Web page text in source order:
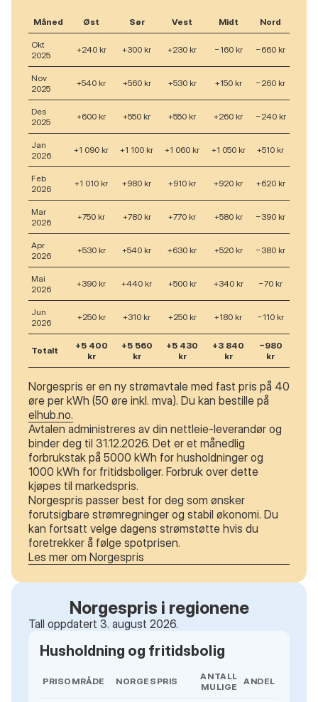
Måned Øst Sør Vest Midt Nord
Okt
2025
+240 kr +300 kr +230 kr −160 kr −660 kr
Nov
2025
+540 kr +560 kr +530 kr +150 kr −260 kr
Des
2025
+600 kr +550 kr +550 kr +260 kr −240 kr
Jan
2026
+1 090 kr +1 100 kr +1 060 kr +1 050 kr +510 kr
Feb
2026
+1 010 kr +980 kr +910 kr +920 kr +620 kr
Mar
2026
+750 kr +780 kr +770 kr +580 kr −390 kr
Apr
2026
+530 kr +540 kr +630 kr +520 kr −380 kr
Mai
2026
+390 kr +440 kr +500 kr +340 kr −70 kr
Jun
2026
+250 kr +310 kr +250 kr +180 kr −110 kr
Totalt
+5 400
kr
+5 560
kr
+5 430
kr
+3 840
kr
−980
kr
Norgespris er en ny strømavtale med fast pris på 40
øre per kWh (50 øre inkl. mva). Du kan bestille på
elhub.no.
Avtalen administreres av din nettleie-leverandør og
binder deg til 31.12.2026. Det er et månedlig
forbrukstak på 5000 kWh for husholdninger og
1000 kWh for fritidsboliger. Forbruk over dette
kjøpes til markedspris.
Norgespris passer best for deg som ønsker
forutsigbare strømregninger og stabil økonomi. Du
kan fortsatt velge dagens strømstøtte hvis du
foretrekker å følge spotprisen.
Les mer om Norgespris
Norgespris i regionene
Tall oppdatert 3. august 2026.
Husholdning og fritidsbolig
PRISOMRÅDE NORGESPRIS
ANTALL
MULIGE
ANDEL